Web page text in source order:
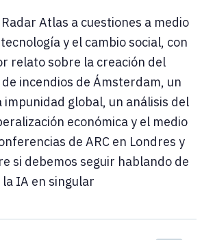
Atlas a cuestiones a medio
y el cambio social, con
relato sobre la creación del
incendios de Ámsterdam, un
global, un análisis del
económica y el medio
de ARC en Londres y
si debemos seguir hablando de
la IA en singular